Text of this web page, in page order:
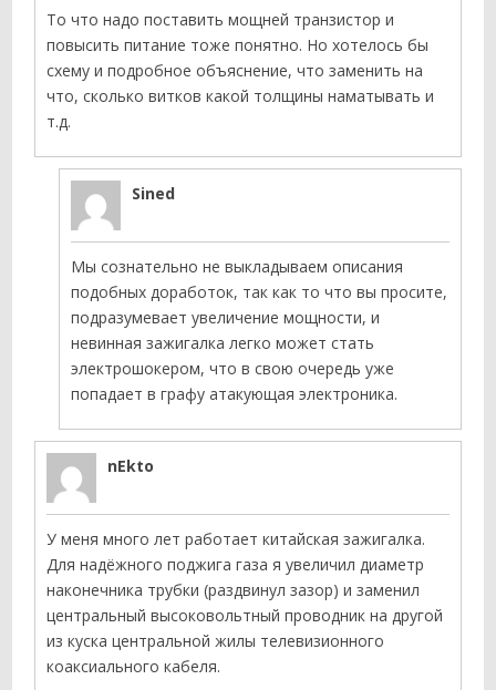
То что надо поставить мощней транзистор и
повысить питание тоже понятно. Но хотелось бы
схему и подробное объяснение, что заменить на
что, сколько витков какой толщины наматывать и
т.д.
Sined
Мы сознательно не выкладываем описания
подобных доработок, так как то что вы просите,
подразумевает увеличение мощности, и
невинная зажигалка легко может стать
электрошокером, что в свою очередь уже
попадает в графу атакующая электроника.
nEkto
У меня много лет работает китайская зажигалка.
Для надёжного поджига газа я увеличил диаметр
наконечника трубки (раздвинул зазор) и заменил
центральный высоковольтный проводник на другой
из куска центральной жилы телевизионного
коаксиального кабеля.